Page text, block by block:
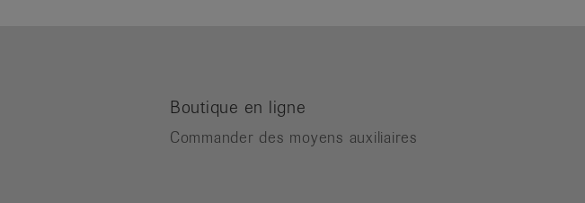
Boutique en ligne
Commander des moyens auxiliaires